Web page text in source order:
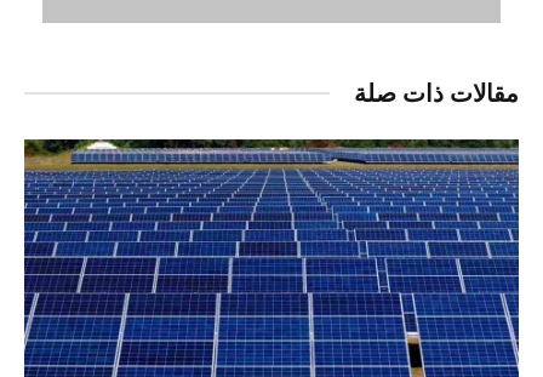
مقالات ذات صلة